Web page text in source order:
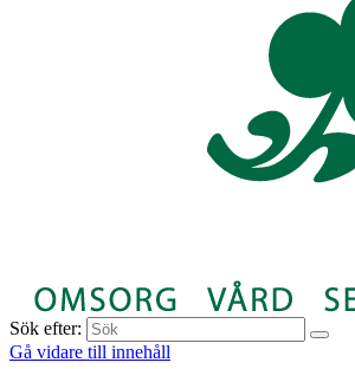
Sök efter:
Gå vidare till innehåll